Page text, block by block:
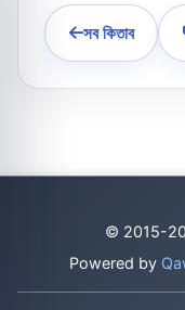
সব কিতাব
© 2015-2026
Powered by